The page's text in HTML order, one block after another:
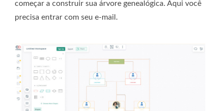
começar a construir sua árvore genealógica. Aqui você
precisa entrar com seu e-mail.